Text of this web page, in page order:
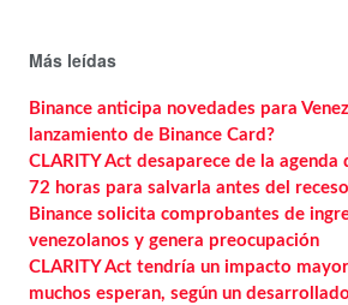
Más leídas
Binance anticipa novedades para
lanzamiento de Binance Card?
CLARITY Act desaparece de la agenda
72 horas para salvarla antes del receso
Binance solicita comprobantes de
venezolanos y genera preocupación
CLARITY Act tendría un impacto
muchos esperan, según un